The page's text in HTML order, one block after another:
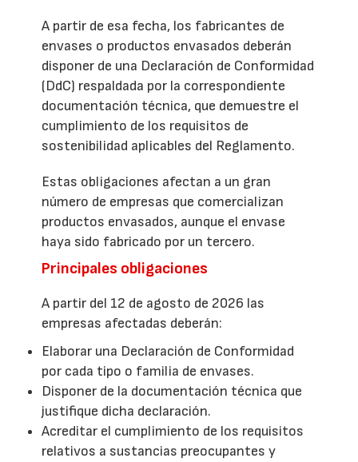
A partir de esa fecha, los fabricantes de
envases o productos envasados deberán
disponer de una Declaración de Conformidad
(DdC) respaldada por la correspondiente
documentación técnica, que demuestre el
cumplimiento de los requisitos de
sostenibilidad aplicables del Reglamento.
Estas obligaciones afectan a un gran
número de empresas que comercializan
productos envasados, aunque el envase
haya sido fabricado por un tercero.
Principales obligaciones
A partir del 12 de agosto de 2026 las
empresas afectadas deberán:
Elaborar una Declaración de Conformidad
por cada tipo o familia de envases.
Disponer de la documentación técnica que
justifique dicha declaración.
Acreditar el cumplimiento de los requisitos
relativos a sustancias preocupantes y